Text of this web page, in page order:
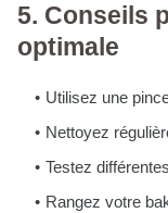
5. Conseils
optimale
Utilisez une
Nettoyez
Testez
Rangez votre